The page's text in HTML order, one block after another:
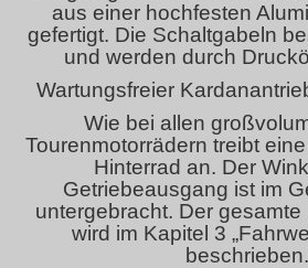
aus einer hochfesten
gefertigt. Die Schaltgabeln
und werden durch
Wartungsfreier
Wie bei allen
Tourenmotorrädern treibt
Hinterrad an. Der
Getriebeausgang ist im
untergebracht. Der gesamte
wird im Kapitel 3
beschrieben.